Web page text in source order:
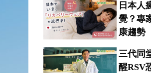
日本人
覺？專
康趨勢
三代同
醒RSV